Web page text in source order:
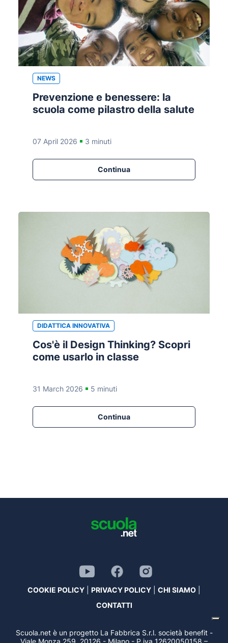
NEWS
Prevenzione e benessere: la
scuola come pilastro della salute
07 April 2026 3 minuti
Continua
DIDATTICA INNOVATIVA
Cos'è il Design Thinking? Scopri
come usarlo in classe
31 March 2026 5 minuti
Continua
COOKIE POLICY PRIVACY POLICY CHI SIAMO
CONTATTI
Scuola.net è un progetto La Fabbrica S.r.l. società benefit -
Viale Monza 259, 20126 - Milano - P.iva 12620050158 –